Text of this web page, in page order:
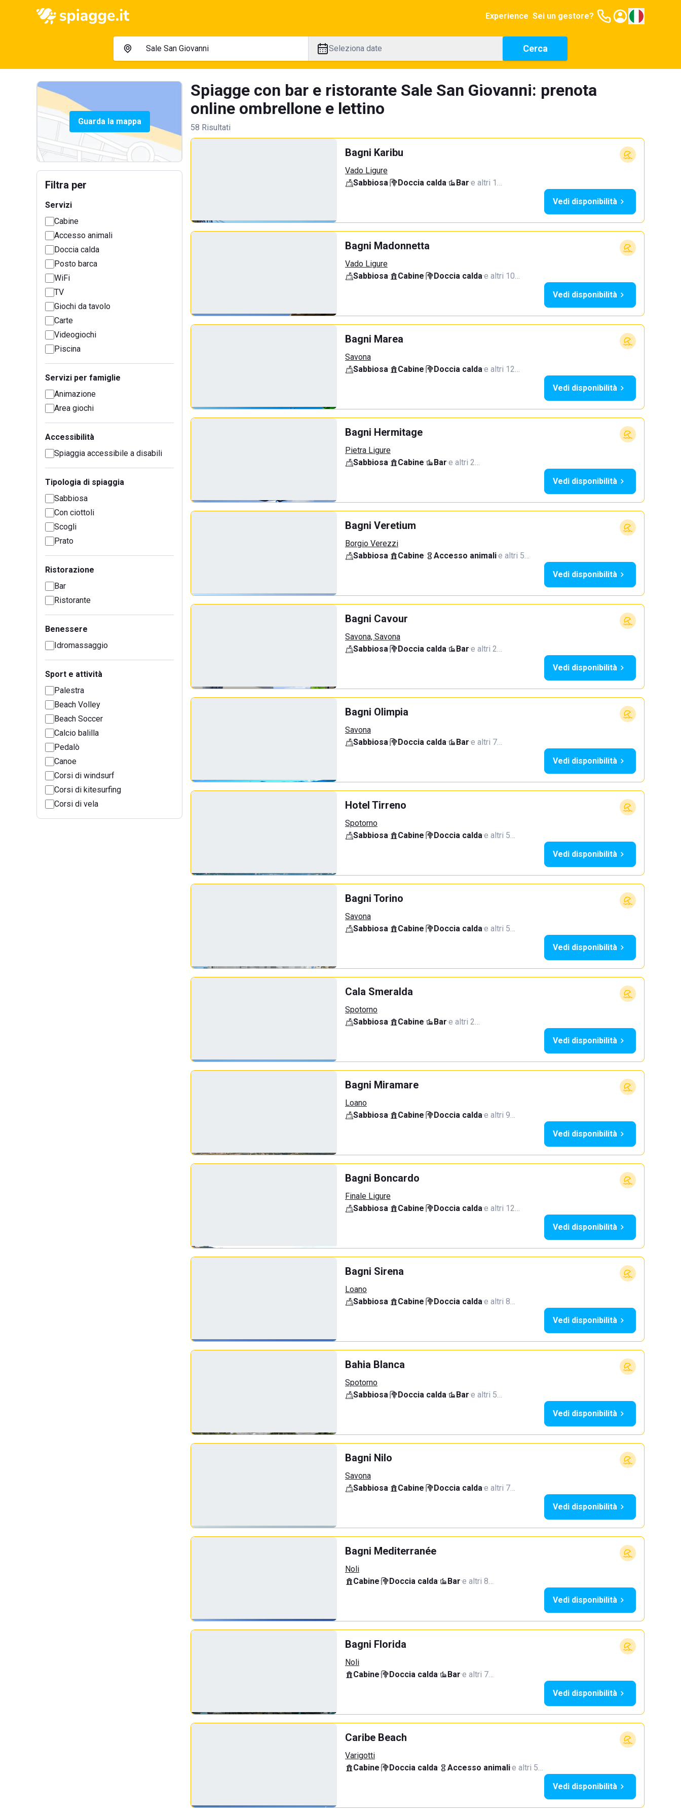
Experience Sei un gestore?
Seleziona date Cerca
Guarda la mappa
Filtra per
Servizi
Cabine
Accesso animali
Doccia calda
Posto barca
WiFi
TV
Giochi da tavolo
Carte
Videogiochi
Piscina
Servizi per famiglie
Animazione
Area giochi
Accessibilità
Spiaggia accessibile a disabili
Tipologia di spiaggia
Sabbiosa
Con ciottoli
Scogli
Prato
Ristorazione
Bar
Ristorante
Benessere
Idromassaggio
Sport e attività
Palestra
Beach Volley
Beach Soccer
Calcio balilla
Pedalò
Canoe
Corsi di windsurf
Corsi di kitesurfing
Corsi di vela
Spiagge con bar e ristorante Sale San Giovanni: prenota
online ombrellone e lettino
58 Risultati
Bagni Karibu
Vado Ligure
Sabbiosa· Doccia calda· Bar·e altri 1…
Vedi disponibilità
Bagni Madonnetta
Vado Ligure
Sabbiosa· Cabine· Doccia calda·e altri 10…
Vedi disponibilità
Bagni Marea
Savona
Sabbiosa· Cabine· Doccia calda·e altri 12…
Vedi disponibilità
Bagni Hermitage
Pietra Ligure
Sabbiosa· Cabine· Bar·e altri 2…
Vedi disponibilità
Bagni Veretium
Borgio Verezzi
Sabbiosa· Cabine· Accesso animali·e altri 5…
Vedi disponibilità
Bagni Cavour
Savona, Savona
Sabbiosa· Doccia calda· Bar·e altri 2…
Vedi disponibilità
Bagni Olimpia
Savona
Sabbiosa· Doccia calda· Bar·e altri 7…
Vedi disponibilità
Hotel Tirreno
Spotorno
Sabbiosa· Cabine· Doccia calda·e altri 5…
Vedi disponibilità
Bagni Torino
Savona
Sabbiosa· Cabine· Doccia calda·e altri 5…
Vedi disponibilità
Cala Smeralda
Spotorno
Sabbiosa· Cabine· Bar·e altri 2…
Vedi disponibilità
Bagni Miramare
Loano
Sabbiosa· Cabine· Doccia calda·e altri 9…
Vedi disponibilità
Bagni Boncardo
Finale Ligure
Sabbiosa· Cabine· Doccia calda·e altri 12…
Vedi disponibilità
Bagni Sirena
Loano
Sabbiosa· Cabine· Doccia calda·e altri 8…
Vedi disponibilità
Bahia Blanca
Spotorno
Sabbiosa· Doccia calda· Bar·e altri 5…
Vedi disponibilità
Bagni Nilo
Savona
Sabbiosa· Cabine· Doccia calda·e altri 7…
Vedi disponibilità
Bagni Mediterranée
Noli
Cabine· Doccia calda· Bar·e altri 8…
Vedi disponibilità
Bagni Florida
Noli
Cabine· Doccia calda· Bar·e altri 7…
Vedi disponibilità
Caribe Beach
Varigotti
Cabine· Doccia calda· Accesso animali·e altri 5…
Vedi disponibilità